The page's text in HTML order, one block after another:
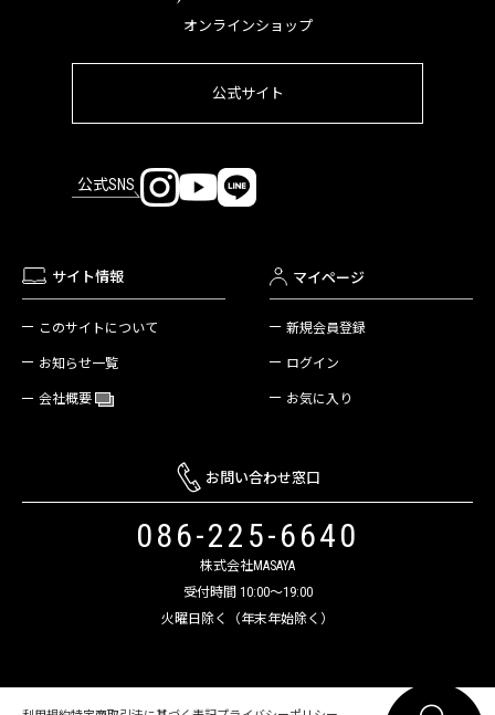
オンラインショップ
公式サイト
公式SNS
サイト情報
このサイトについて
お知らせ一覧
会社概要
マイページ
新規会員登録
ログイン
お気に入り
お問い合わせ窓口
086-225-6640
株式会社MASAYA
受付時間 10:00～19:00
火曜日除く（年末年始除く）